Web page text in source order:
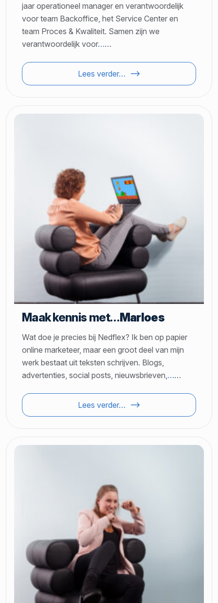
jaar operationeel manager en verantwoordelijk
voor team Backoffice, het Service Center en
team Proces & Kwaliteit. Samen zijn we
verantwoordelijk voor……
Lees verder…
Maak kennis met…Marloes
Wat doe je precies bij Nedflex? Ik ben op papier
online marketeer, maar een groot deel van mijn
werk bestaat uit teksten schrijven. Blogs,
advertenties, social posts, nieuwsbrieven, ……
Lees verder…